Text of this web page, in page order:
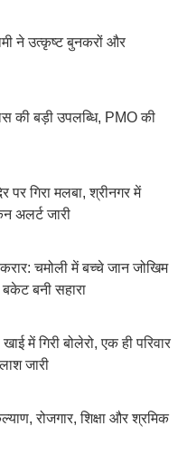
ने उत्कृष्ट बुनकरों और
की बड़ी उपलब्धि, PMO की
पर गिरा मलबा, श्रीनगर में
अलर्ट जारी
चमोली में बच्चे जान जोखिम
बनी सहारा
में गिरी बोलेरो, एक ही परिवार
जारी
रोजगार, शिक्षा और श्रमिक